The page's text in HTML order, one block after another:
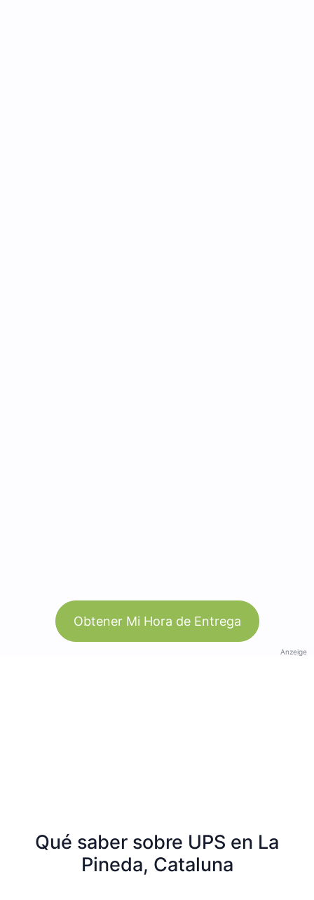
Obtener Mi Hora de Entrega
Anzeige
Qué saber sobre UPS en La
Pineda, Cataluna